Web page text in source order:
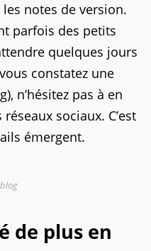
notes de version.
parfois des petits
quelques jours
constatez une
n’hésitez pas à en
sociaux. C’est
émergent.
de plus en